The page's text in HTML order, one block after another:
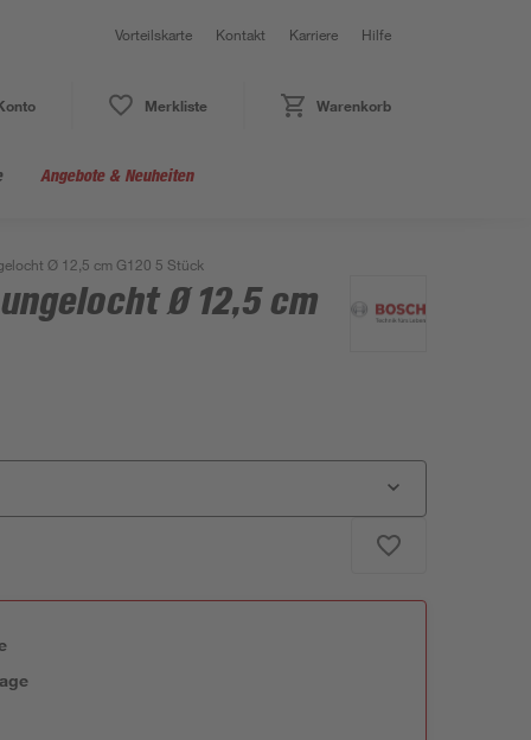
Vorteilskarte Kontakt Karriere Hilfe
Merkliste Warenkorb
Angebote & Neuheiten
Ø 12,5 cm G120 5 Stück
Ø 12,5 cm